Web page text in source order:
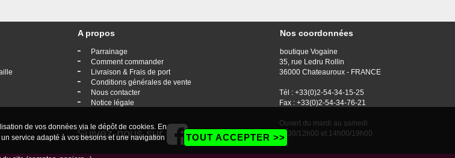
A propos
- Parrainage
- Comment commander
- Livraison & Frais de port
- Conditions générales de vente
- Nous contacter
- Notice légale
Suivez-nous sur
Nos coordonnées
boutique Vogaine
35, rue Ledru Rollin
36000 Chateauroux - FRANCE
Tél : +33(0)2-54-34-15-25
Fax : +33(0)2-54-34-76-21
Ouvert du mardi au samedi
9h30/12h00 et 14h00/19h00
de vos données via le dépôt de cookies. En
service adapté à vos besoins et une navigation
TOUT ACCEPTER >>